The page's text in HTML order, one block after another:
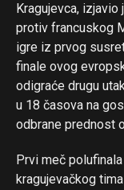
Kragujevca, izjavio
protiv francuskog
igre iz prvog
finale ovog
odigraće drugu
u 18 časova na
odbrane prednost
Prvi meč
kragujevačkog